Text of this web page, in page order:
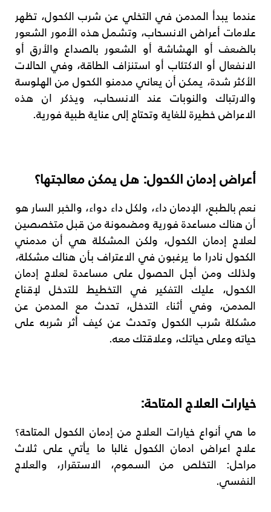
عندما يبدأ المدمن في التخلي عن شرب الكحول، تظهر
علامات أعراض الانسحاب، وتشمل هذه الأمور الشعور
بالضعف أو الهشاشة أو الشعور بالصداع والأرق أو
الانفعال أو الاكتئاب أو استنزاف الطاقة، وفي الحالات
الأكثر شدة، يمكن أن يعاني مدمنو الكحول من الهلوسة
والارتباك والنوبات عند الانسحاب، ويذكر ان هذه
الاعراض خطيرة للغاية وتحتاج إلى عناية طبية فورية.
أعراض إدمان الكحول: هل يمكن معالجتها؟
نعم بالطبع، الإدمان داء، ولكل داء دواء، والخبر السار هو
أن هناك مساعدة فورية ومضمونة من قبل متخصصين
لعلاج إدمان الكحول، ولكن المشكلة هي أن مدمني
الكحول نادرا ما يرغبون في الاعتراف بأن هناك مشكلة،
ولذلك ومن أجل الحصول على مساعدة لعلاج إدمان
الكحول، عليك التفكير في التخطيط للتدخل لإقناع
المدمن، وفي أثناء التدخل، تحدث مع المدمن عن
مشكلة شرب الكحول وتحدث عن كيف أثر شربه على
حياته وعلى حياتك، وعلاقتك معه.
خيارات العلاج المتاحة:
ما هي أنواع خيارات العلاج من إدمان الكحول المتاحة؟
علاج اعراض ادمان الكحول غالبا ما يأتي على ثلاث
مراحل: التخلص من السموم، الاستقرار، والعلاج
النفسي.